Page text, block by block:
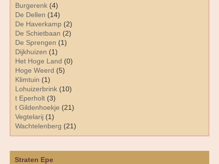
Straten Epe
Burgerenk (4)
De Dellen (14)
De Haverkamp (2)
De Schietbaan (2)
De Sprengen (1)
Dijkhuizen (1)
Het Hoge Land (0)
Hoge Weerd (5)
Klimtuin (1)
Lohuizerbrink (10)
t Eperholt (3)
t Gildenhoekje (21)
Vegtelarij (1)
Wachtelenberg (21)